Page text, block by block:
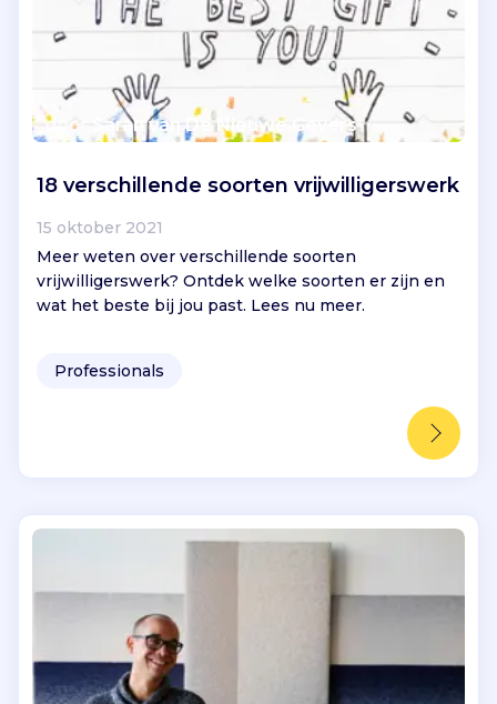
door Sarah van De Nieuwe Gevers
18 verschillende soorten vrijwilligerswerk
15 oktober 2021
Meer weten over verschillende soorten
vrijwilligerswerk? Ontdek welke soorten er zijn en
wat het beste bij jou past. Lees nu meer.
Professionals